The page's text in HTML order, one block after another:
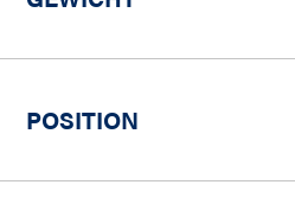
POSITION